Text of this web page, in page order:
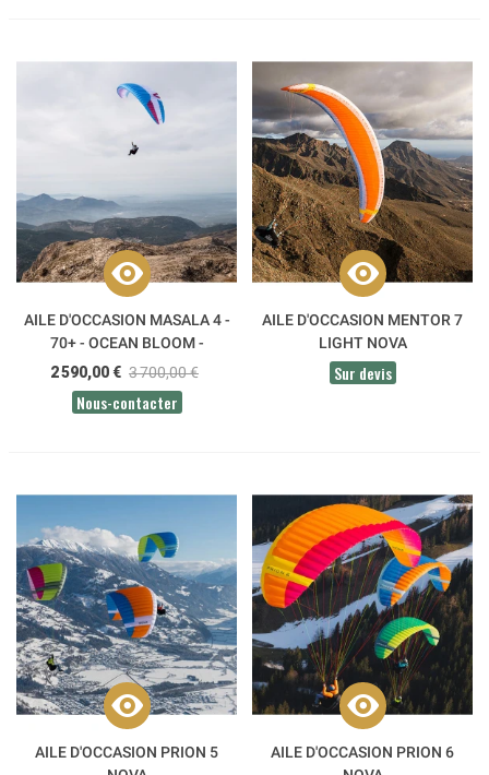
AILE D'OCCASION MASALA 4 -
70+ - OCEAN BLOOM -
SKYWALK
2 590,00 € 3 700,00 €
Nous-contacter
AILE D'OCCASION MENTOR 7
LIGHT NOVA
Sur devis
AILE D'OCCASION PRION 5
AILE D'OCCASION PRION 6